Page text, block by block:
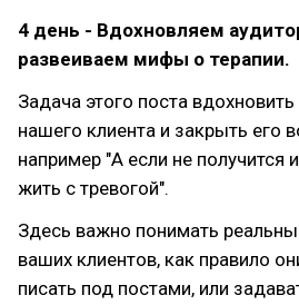
4 день - Вдохновляем
развеиваем мифы о терапии.
Задача этого поста вдохновить
нашего клиента и закрыть его
например "А если не получится
жить с тревогой".
Здесь важно понимать
ваших клиентов, как правило
писать под постами, или